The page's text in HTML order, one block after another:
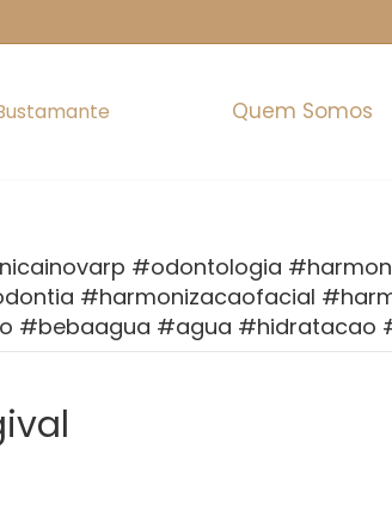
Quem Somos
#odontologia
#harmonizacaofacial
#bebaagua #agua #hidratacao